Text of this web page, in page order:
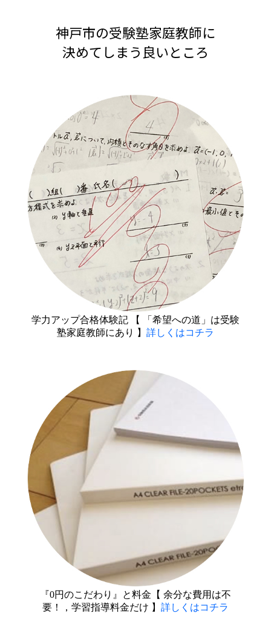
神戸市の受験塾家庭教師に
決めてしまう良いところ
学力アップ合格体験記 【 「希望への道」は受験
塾家庭教師にあり 】 詳しくはコチラ
『0円のこだわり』と料金【 余分な費用は不
要！，学習指導料金だけ 】 詳しくはコチラ